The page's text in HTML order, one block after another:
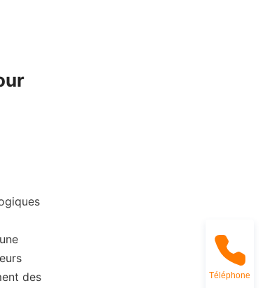
des
Téléphone